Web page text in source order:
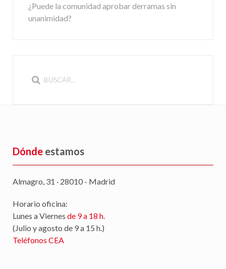
¿Puede la comunidad aprobar derramas sin
unanimidad?
Dónde estamos
Almagro, 31 · 28010 - Madrid
Horario oficina:
Lunes a Viernes de 9 a 18 h
(Julio y agosto de 9 a 15 h.)
Teléfonos CEA